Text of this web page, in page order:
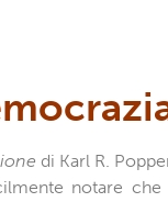
di Karl R.
notare